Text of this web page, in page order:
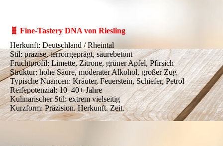
🧬 Fine-Tastery DNA von Riesling
Herkunft: Deutschland / Rheintal
Stil: präzise, terroirgeprägt, säurebetont
Fruchtprofil: Limette, Zitrone, grüner Apfel, Pfirsich
Struktur: hohe Säure, moderater Alkohol, großer Zug
Typische Nuancen: Kräuter, Feuerstein, Schiefer, Petrol
Reifepotenzial: 10–40+ Jahre
Kulinarischer Stil: extrem vielseitig
Kurzform: Präzision. Herkunft. Zeit.